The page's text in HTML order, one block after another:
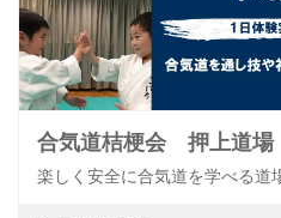
合気道桔梗会 押上道場
楽しく安全に合気道を学べる道